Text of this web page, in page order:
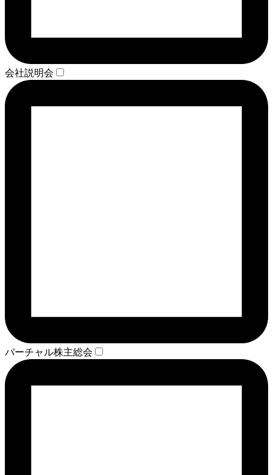
会社説明会
バーチャル株主総会